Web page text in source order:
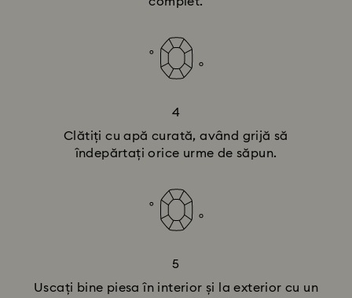
4
Clătiți cu apă curată, având grijă să
îndepărtați orice urme de săpun.
5
Uscați bine piesa în interior și la exterior cu un